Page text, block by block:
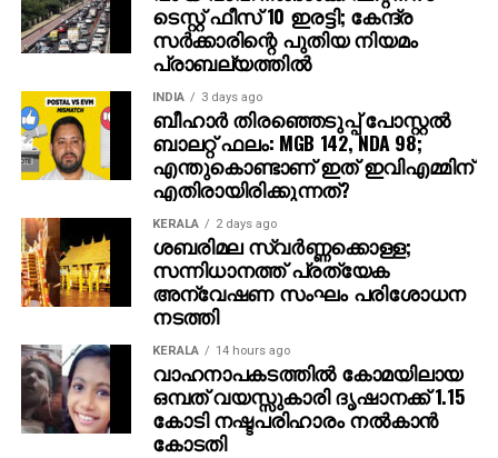
ടെസ്റ്റ് ഫീസ് 10 ഇരട്ടി; കേന്ദ്ര
സര്‍ക്കാരിന്റെ പുതിയ നിയമം
പ്രാബല്യത്തില്‍
INDIA 3 days ago
ബീഹാർ തിരഞ്ഞെടുപ്പ് പോസ്റ്റൽ
ബാലറ്റ് ഫലം: MGB 142, NDA 98;
എന്തുകൊണ്ടാണ് ഇത് ഇവിഎമ്മിന്
എതിരായിരിക്കുന്നത്?
KERALA 2 days ago
ശബരിമല സ്വര്‍ണ്ണക്കൊള്ള;
സന്നിധാനത്ത് പ്രത്യേക
അന്വേഷണ സംഘം പരിശോധന
നടത്തി
KERALA 14 hours ago
വാഹനാപകടത്തില്‍ കോമയിലായ
ഒമ്പത് വയസ്സുകാരി ദൃഷാനക്ക് 1.15
കോടി നഷ്ടപരിഹാരം നല്‍കാന്‍
കോടതി